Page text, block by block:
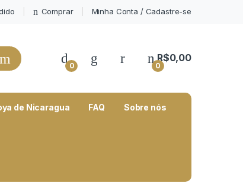
Comprar Minha Conta / Cadastre-se
0
My Account
0
R$0,00
de Nicaragua FAQ Sobre nós